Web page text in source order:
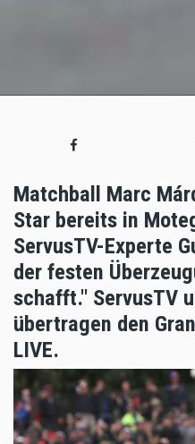
Matchball Marc
Star bereits in
ServusTV-Experte
der festen
schafft." ServusTV
übertragen den
LIVE.